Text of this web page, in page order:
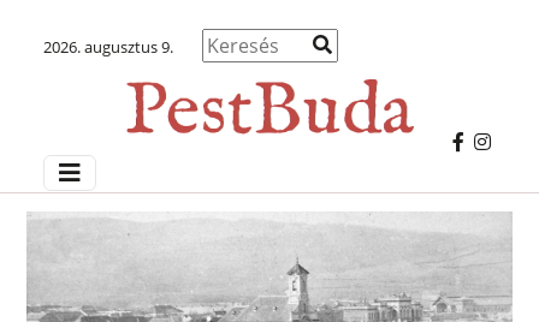
2026. augusztus 9.